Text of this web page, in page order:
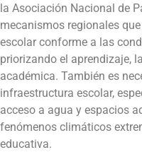
la Asociación Nacional de
mecanismos regionales
escolar conforme a las
priorizando el aprendizaje,
académica. También es
infraestructura escolar,
acceso a agua y espacios
fenómenos climáticos
educativa.